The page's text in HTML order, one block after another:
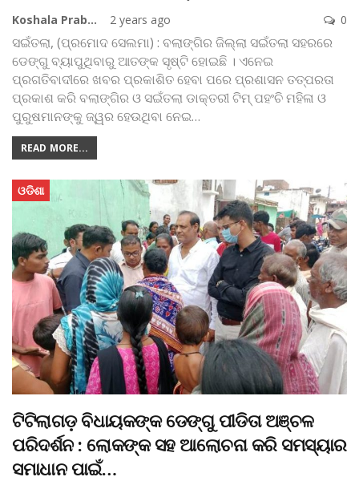
Koshala Prabaha 2 years ago 0
ସଇଁତଲା, (ପ୍ରମୋଦ ସେଲମା) : ବଲାଙ୍ଗିର ଜିଲ୍ଲା ସଇଁତଲା ସହରରେ
ଡେଙ୍ଗୁ ବ୍ୟାପୁଥିବାରୁ ଆତଙ୍କ ସୃଷ୍ଟି ହୋଇଛି । ଏନେଇ
ପ୍ରଗତିବାଦୀରେ ଖବର ପ୍ରକାଶିତ ହେବା ପରେ ପ୍ରଶାସନ ତତ୍ପରତା
ପ୍ରକାଶ କରି ବଲାଙ୍ଗିର ଓ ସଇଁତଲା ଡାକ୍ତରୀ ଟିମ୍‌ ପହଂଚି ମହିଳା ଓ
ପୁରୁଷମାନଙ୍କୁ ଜ୍ୱର ହେଉଥିବା ନେଇ…
READ MORE...
ଓଡିଶା
ଟିଟିଲାଗଡ଼ ବିଧାୟକଙ୍କ ଡେଙ୍ଗୁ ପୀଡିତା ଅଞ୍ଚଳ
ପରିଦର୍ଶନ : ଲୋକଙ୍କ ସହ ଆଲୋଚନା କରି ସମସ୍ୟାର
ସମାଧାନ ପାଇଁ…